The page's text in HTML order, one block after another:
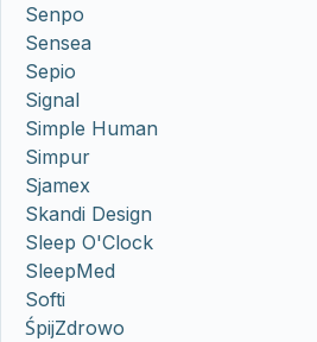
Senpo
Sensea
Sepio
Signal
Simple Human
Simpur
Sjamex
Skandi Design
Sleep O'Clock
SleepMed
Softi
ŚpijZdrowo